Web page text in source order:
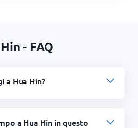
- FAQ
a Hua Hin?
a Hua Hin in questo